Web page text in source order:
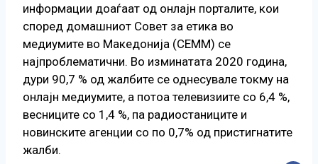
информации доаѓаат од онлајн порталите, кои
според домашниот Совет за етика во
медиумите во Македонија (СЕММ) се
најпроблематични. Во изминатата 2020 година,
дури 90,7 % од жалбите се однесувале токму на
онлајн медиумите, а потоа телевизиите со 6,4 %,
весниците со 1,4 %, па радиостаниците и
новинските агенции со по 0,7% од пристигнатите
жалби.